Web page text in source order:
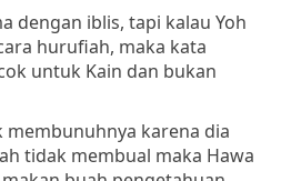
dengan iblis, tapi kalau Yoh
hurufiah, maka kata
untuk Kain dan bukan
karena dia
tidak membual maka Hawa